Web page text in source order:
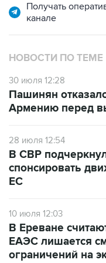
Получать
канале
НОВОСТИ ПО ТЕМЕ
30 июля 12:28
Пашинян
Армению перед
28 июля 12:54
В СВР
спонсировать
ЕС
10 июля 12:03
В Ереване
ЕАЭС лишается
ограничений на